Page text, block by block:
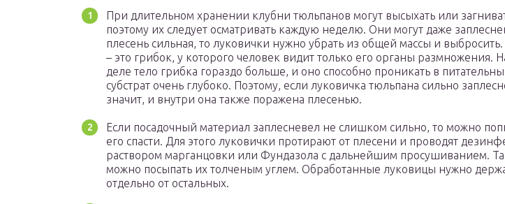
При длительном хранении клубни тюльпанов могут высыхать или
поэтому их следует осматривать каждую неделю. Они могут даже
плесень сильная, то луковички нужно убрать из общей массы и
– это грибок, у которого человек видит только его органы размножения.
деле тело грибка гораздо больше, и оно способно проникать в
субстрат очень глубоко. Поэтому, если луковичка тюльпана сильно
значит, и внутри она также поражена плесенью.
Если посадочный материал заплесневел не слишком сильно, то можно
его спасти. Для этого луковички протирают от плесени и проводят
раствором марганцовки или Фундазола с дальнейшим просушиванием.
можно посыпать их толченым углем. Обработанные луковицы нужно
отдельно от остальных.